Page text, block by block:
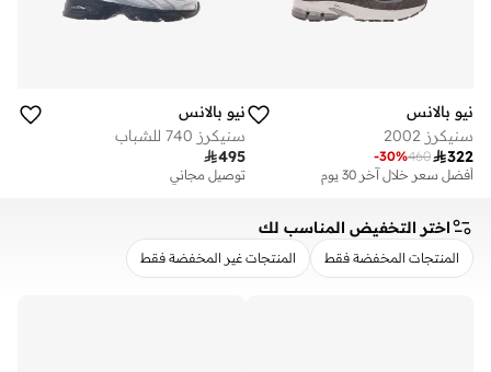
نيو بالانس
سنيكرز 2002
322
460
-30%
أفضل سعر خلال آخر 30 يوم
توصيل مجاني
توصيل مجاني
نيو بالانس
سنيكرز 740 للشباب
495
توصيل مجاني
اختر التخفيض المناسب لك
المنتجات المخفضة فقط المنتجات غير المخفضة فقط